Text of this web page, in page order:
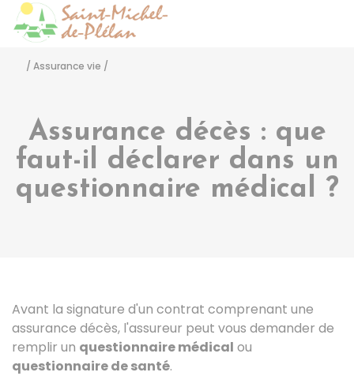
/ Assurance vie /
Assurance décès : que
faut-il déclarer dans un
questionnaire médical ?
Avant la signature d'un contrat comprenant une
assurance décès, l'assureur peut vous demander de
remplir un questionnaire médical ou
questionnaire de santé.